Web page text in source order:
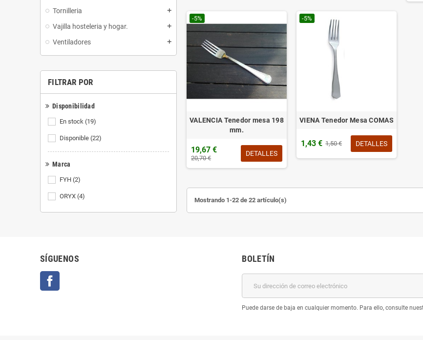
Tornilleria add
Vajilla hosteleria y hogar. add
Ventiladores add
FILTRAR POR
Disponibilidad
En stock (19)
Disponible (22)
Marca
FYH (2)
ORYX (4)
-5%
VALENCIA Tenedor mesa 198
mm.
19,67 €
20,70 €
DETALLES
-5%
VIENA Tenedor Mesa COMAS
1,43 € 1,50 € DETALLES
Mostrando 1-22 de 22 artículo(s)
SÍGUENOS BOLETÍN
Puede darse de baja en cualquier momento. Para ello, consulte